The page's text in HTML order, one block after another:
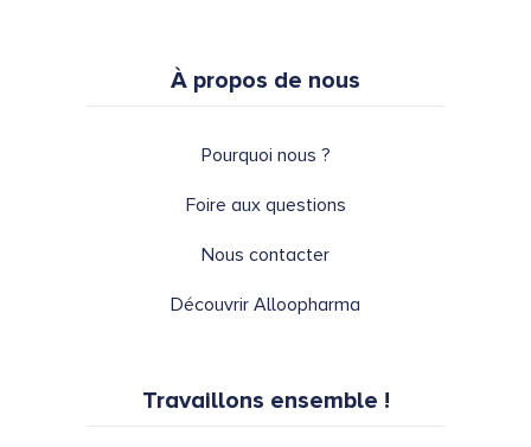
À propos de nous
Pourquoi nous ?
Foire aux questions
Nous contacter
Découvrir Alloopharma
Travaillons ensemble !